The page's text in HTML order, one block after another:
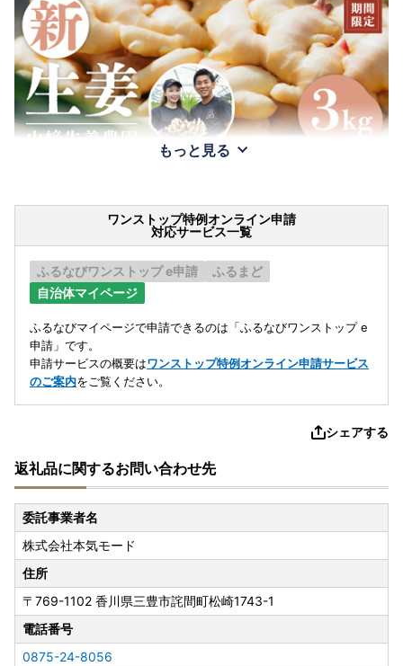
もっと見る
ワンストップ特例オンライン申請
対応サービス一覧
ふるなびワンストップ e申請
ふるまど
自治体マイページ
ふるなびマイページで申請できるのは「ふるなびワンストップ e
申請」です。
申請サービスの概要はワンストップ特例オンライン申請サービス
のご案内をご覧ください。
シェアする
返礼品に関するお問い合わせ先
委託事業者名
株式会社本気モード
住所
〒769-1102 香川県三豊市詫間町松崎1743-1
電話番号
0875-24-8056